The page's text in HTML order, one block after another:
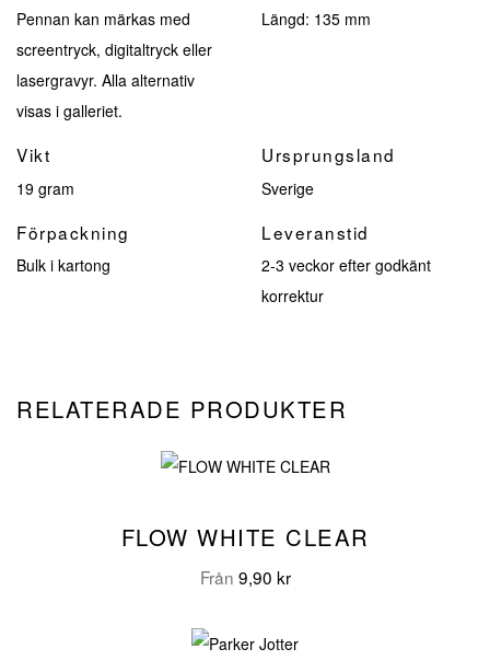
Pennan kan märkas med
screentryck, digitaltryck eller
lasergravyr. Alla alternativ
visas i galleriet.
Längd: 135 mm
Vikt
19 gram
Ursprungsland
Sverige
Förpackning
Bulk i kartong
Leveranstid
2-3 veckor efter godkänt
korrektur
RELATERADE PRODUKTER
FLOW WHITE CLEAR
Från 9,90 kr